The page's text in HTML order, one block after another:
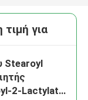
για
Stearoyl
2-Lactylate